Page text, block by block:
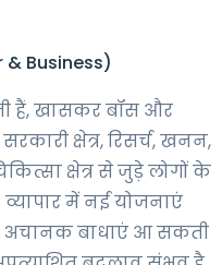
Business)
हैं, खासकर बॉस और
क्षेत्र, रिसर्च, खनन,
क्षेत्र से जुड़े लोगों के
में नई योजनाएं
बाधाएं आ सकती